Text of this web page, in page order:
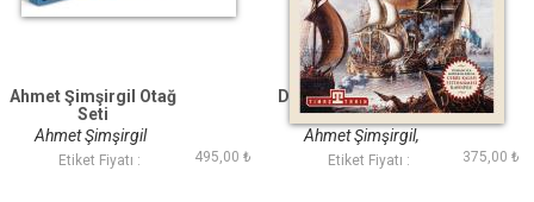
Ahmet Şimşirgil Otağ
Seti
Ahmet Şimşirgil
Etiket Fiyatı : 495,00 ₺
Denizler Fatihi Piyale
Paşa
Ahmet Şimşirgil,
İbrahim Pazan
Etiket Fiyatı : 375,00 ₺